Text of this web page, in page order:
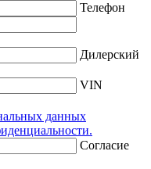
Телефон
Дилерский
VIN
данных
Согласие